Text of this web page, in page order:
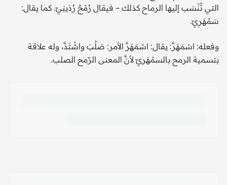
التي تُنْسَب إليها الرماح كذلك – فيقال رُمْحٌ رُدَينِيّ. كما يقال:
سَمْهَرِيّ.
وفعله: اسْمَهَرَّ: يقال: اسْمَهَرَّ الأمر: صَلُبَ واشْتَدَّ، وله علاقة
بتسمية الرمح بالسمْهَريّ لأنَّ المعنى الرّمح الصلب.